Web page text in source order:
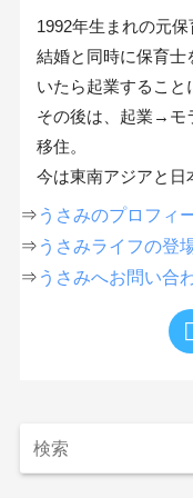
1992年生まれの元保
結婚と同時に保育士
いたら起業すること
その後は、起業→
移住。
今は東南アジアと日
⇒ うさみのプロフィ
⇒ うさみライフの登
⇒ うさみへお問い合